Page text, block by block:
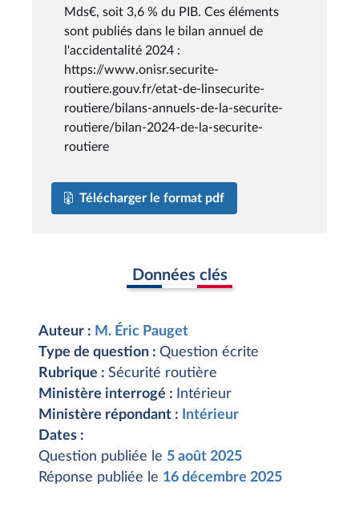
Mds€, soit 3,6 % du PIB. Ces éléments
sont publiés dans le bilan annuel de
l'accidentalité 2024 :
https://www.onisr.securite-
routiere.gouv.fr/etat-de-linsecurite-
routiere/bilans-annuels-de-la-securite-
routiere/bilan-2024-de-la-securite-
routiere
Télécharger le format pdf
Données clés
Auteur : M. Éric Pauget
Type de question : Question écrite
Rubrique : Sécurité routière
Ministère interrogé :
Intérieur
Ministère répondant :
Intérieur
Dates :
Question publiée le 5 août 2025
Réponse publiée le 16 décembre 2025